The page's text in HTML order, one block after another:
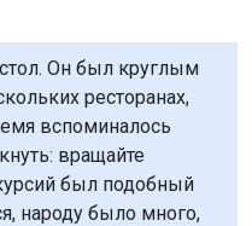
Он был круглым
ресторанах,
вспоминалось
вращайте
был подобный
народу было много,